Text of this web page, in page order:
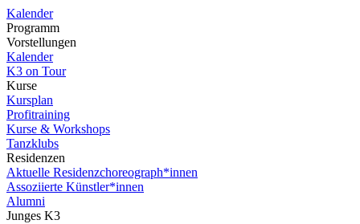
Kalender
Programm
Vorstellungen
Kalender
K3 on Tour
Kurse
Kursplan
Profitraining
Kurse & Workshops
Tanzklubs
Residenzen
Aktuelle Residenzchoreograph*innen
Assoziierte Künstler*innen
Alumni
Junges K3